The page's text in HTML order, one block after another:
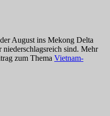
August ins Mekong Delta
niederschlagsreich sind. Mehr
zum Thema Vietnam-